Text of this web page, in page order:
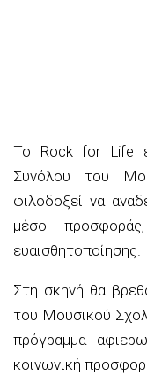
Το Rock for Life
Συνόλου του
φιλοδοξεί να
μέσο
ευαισθητοποίησης.
Στη σκηνή θα
του Μουσικού
πρόγραμμα
κοινωνική